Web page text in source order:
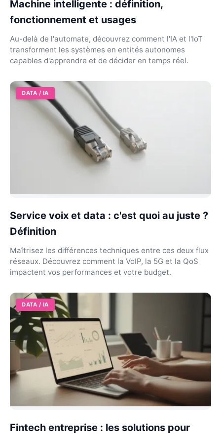
Machine intelligente : définition,
fonctionnement et usages
Au-delà de l'automate, découvrez comment l'IA et l'IoT
transforment les systèmes en entités autonomes
capables d'apprendre et de décider en temps réel.
DATA / IA
Service voix et data : c'est quoi au juste ?
Définition
Maîtrisez les différences techniques entre ces deux flux
réseaux. Découvrez comment la VoIP, la 5G et la QoS
impactent vos performances et votre budget.
DATA / IA
Fintech entreprise : les solutions pour